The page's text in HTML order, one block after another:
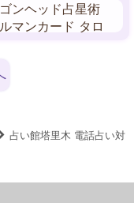
ンヘッド占星術
マンカード タロ
占い館塔里木 電話占い対